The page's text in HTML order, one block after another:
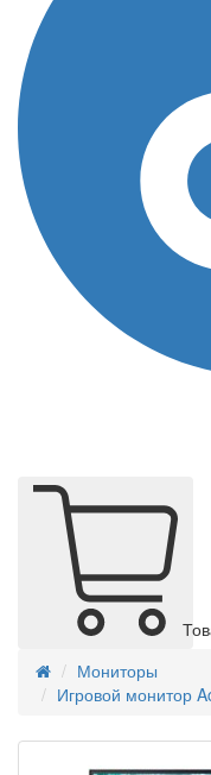
Мониторы
Игровой монитор